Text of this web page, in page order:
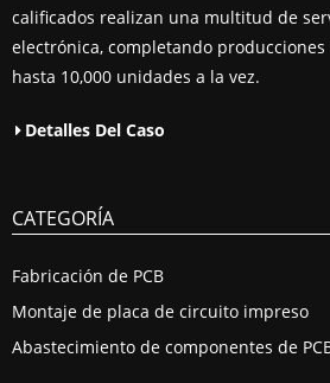
calificados realizan una multitud de
electrónica, completando
hasta 10,000 unidades a la vez.
Detalles Del Caso
CATEGORÍA
Fabricación de PCB
Montaje de placa de circuito impreso
Abastecimiento de componentes de